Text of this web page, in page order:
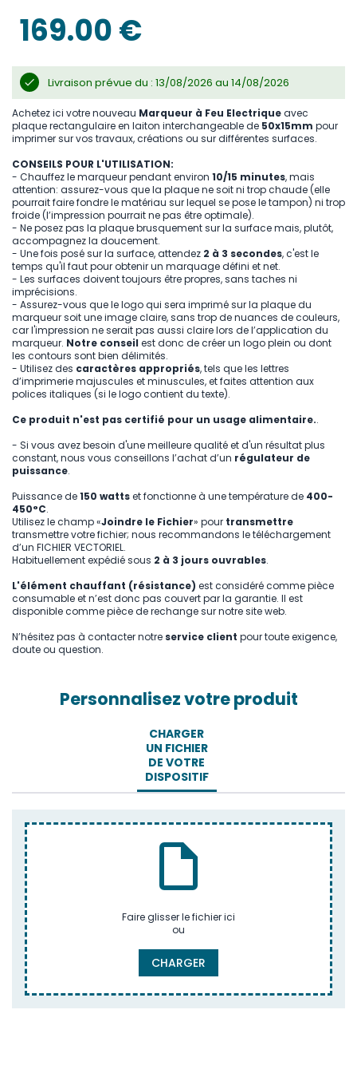
gallery
169.00 €
Livraison prévue du : 13/08/2026 au 14/08/2026
Achetez ici votre nouveau Marqueur à Feu Electriqueavec
plaque rectangulaire en laiton interchangeable de 50x15mm pour
imprimer sur vos travaux, créations ou sur différentes surfaces.
CONSEILS POUR L'UTILISATION:
- Chauffez le marqueur pendant environ 10/15 minutes, mais
attention: assurez-vous que la plaque ne soit ni trop chaude (elle
pourrait faire fondre le matériau sur lequel se pose le tampon) ni trop
froide (l’impression pourrait ne pas être optimale).
- Ne posez pas la plaque brusquement sur la surface mais, plutôt,
accompagnez la doucement.
- Une fois posé sur la surface, attendez 2 à 3 secondes, c'est le
temps qu'il faut pour obtenir un marquage défini et net.
- Les surfaces doivent toujours être propres, sans taches ni
imprécisions.
- Assurez-vous que le logo qui sera imprimé sur la plaque du
marqueur soit une image claire, sans trop de nuances de couleurs,
car l'impression ne serait pas aussi claire lors de l’application du
marqueur. Notre conseil est donc de créer un logo plein ou dont
les contours sont bien délimités.
- Utilisez des caractères appropriés, tels que les lettres
d’imprimerie majuscules et minuscules, et faites attention aux
polices italiques (si le logo contient du texte).
Ce produit n'est pas certifié pour un usage alimentaire..
- Si vous avez besoin d'une meilleure qualité et d'un résultat plus
constant, nous vous conseillons l’achat d’un régulateur de
puissance.
Puissance de150 wattset fonctionne à une température de 400-
450°C.
Utilisez le champ «Joindre le Fichier» pour transmettre
transmettre votre fichier; nous recommandons le téléchargement
d’un FICHIER VECTORIEL.
Habituellement expédié sous 2 à 3 jours ouvrables.
L'élément chauffant (résistance) est considéré comme pièce
consumable et n’est donc pas couvert par la garantie. Il est
disponible comme pièce de rechange sur notre site web.
N’hésitez pas à contacter notre service client pour toute exigence,
doute ou question.
Personnalisez votre produit
CHARGER
UN FICHIER
DE VOTRE
DISPOSITIF
Faire glisser le fichier ici
ou
CHARGER